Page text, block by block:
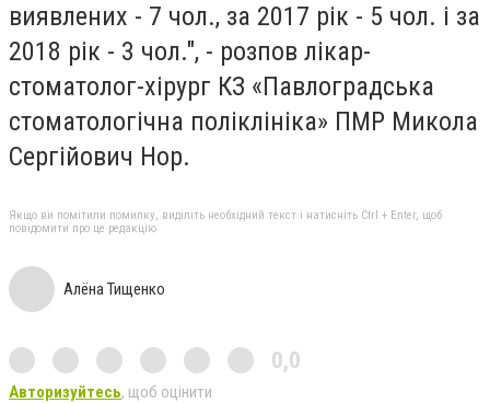
виявлених - 7 чол., за 2017 рік - 5 чол. і за
2018 рік - 3 чол.", - розпов лікар-
стоматолог-хірург КЗ «Павлоградська
стоматологічна поліклініка» ПМР Микола
Сергійович Нор.
Якщо ви помітили помилку, виділіть необхідний текст і натисніть Ctrl + Enter, щоб
повідомити про це редакцію
Алёна Тищенко
0,0
Авторизуйтесь, щоб оцінити